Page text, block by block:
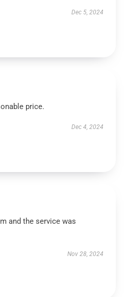
Dec 5, 2024
price.
Dec 4, 2024
and the service was
Nov 28, 2024